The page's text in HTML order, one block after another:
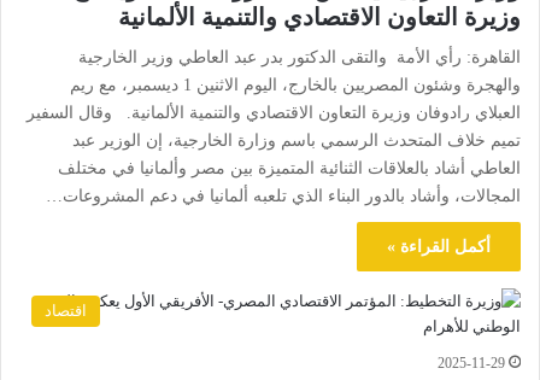
وزيرة التعاون الاقتصادي والتنمية الألمانية
القاهرة: رأي الأمة والتقى الدكتور بدر عبد العاطي وزير الخارجية
والهجرة وشئون المصريين بالخارج، اليوم الاثنين 1 ديسمبر، مع ريم
العبلاي رادوفان وزيرة التعاون الاقتصادي والتنمية الألمانية. وقال السفير
تميم خلاف المتحدث الرسمي باسم وزارة الخارجية، إن الوزير عبد
العاطي أشاد بالعلاقات الثنائية المتميزة بين مصر وألمانيا في مختلف
المجالات، وأشاد بالدور البناء الذي تلعبه ألمانيا في دعم المشروعات…
أكمل القراءة »
اقتصاد
2025-11-29